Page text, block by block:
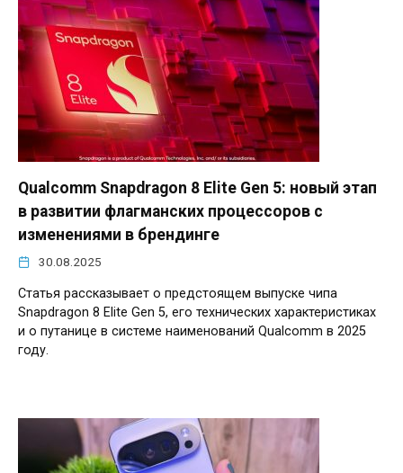
Qualcomm Snapdragon 8 Elite Gen 5: новый этап
в развитии флагманских процессоров с
изменениями в брендинге
30.08.2025
Статья рассказывает о предстоящем выпуске чипа
Snapdragon 8 Elite Gen 5, его технических характеристиках
и о путанице в системе наименований Qualcomm в 2025
году.